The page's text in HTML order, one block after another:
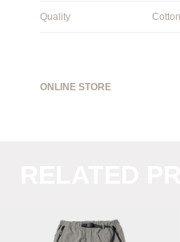
Quality
ONLINE STORE